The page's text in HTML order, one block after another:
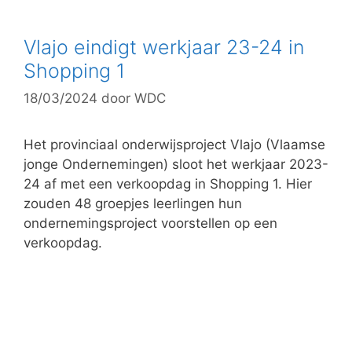
g
o
r
i
ë
n
Vlajo eindigt werkjaar 23-24 in
Shopping 1
18/03/2024 door WDC
Het provinciaal onderwijsproject Vlajo (Vlaamse
jonge Ondernemingen) sloot het werkjaar 2023-
24 af met een verkoopdag in Shopping 1. Hier
zouden 48 groepjes leerlingen hun
ondernemingsproject voorstellen op een
verkoopdag.